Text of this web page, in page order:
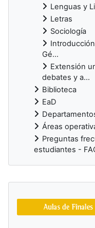
Lenguas y
Letras
Sociología
Gé...
Extensión
debates y a...
Biblioteca
EaD
Áreas
Preguntas
estudiantes -
Bloques